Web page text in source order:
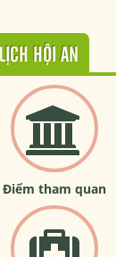
HỘI AN
Điểm tham quan